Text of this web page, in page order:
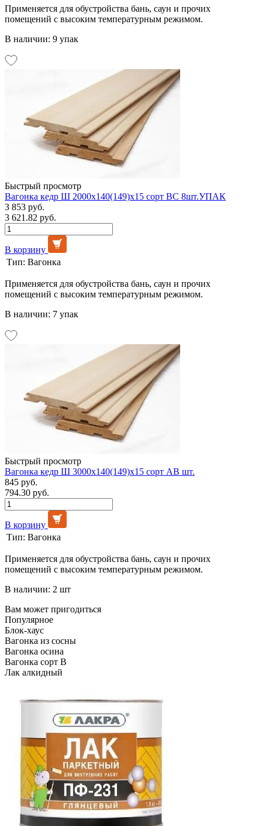
Применяется для обустройства бань, саун и прочих
помещений с высоким температурным режимом.
В наличии: 9 упак
Быстрый просмотр
Вагонка кедр Ш 2000х140(149)х15 сорт ВС 8шт.УПАК
3 853 руб.
3 621.82 руб.
В корзину
Тип: Вагонка
Применяется для обустройства бань, саун и прочих
помещений с высоким температурным режимом.
В наличии: 7 упак
Быстрый просмотр
Вагонка кедр Ш 3000х140(149)х15 сорт АВ шт.
845 руб.
794.30 руб.
В корзину
Тип: Вагонка
Применяется для обустройства бань, саун и прочих
помещений с высоким температурным режимом.
В наличии: 2 шт
Вам может пригодиться
Популярное
Блок-хаус
Вагонка из сосны
Вагонка осина
Вагонка сорт В
Лак алкидный